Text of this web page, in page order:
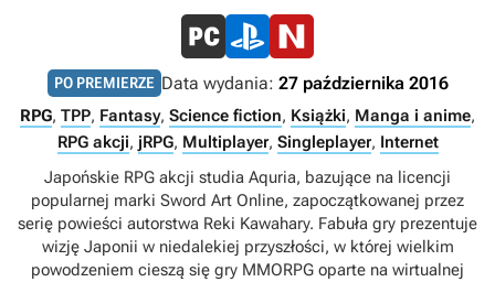
PO PREMIERZE Data wydania: 27 października 2016
RPG, TPP, Fantasy, Science fiction, Książki, Manga i anime,
RPG akcji, jRPG, Multiplayer, Singleplayer, Internet
Japońskie RPG akcji studia Aquria, bazujące na licencji
popularnej marki Sword Art Online, zapoczątkowanej przez
serię powieści autorstwa Reki Kawahary. Fabuła gry prezentuje
wizję Japonii w niedalekiej przyszłości, w której wielkim
powodzeniem cieszą się gry MMORPG oparte na wirtualnej